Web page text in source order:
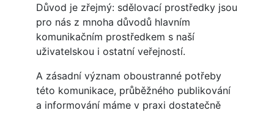
Důvod je zřejmý: sdělovací prostředky jsou
pro nás z mnoha důvodů hlavním
komunikačním prostředkem s naší
uživatelskou i ostatní veřejností.
A zásadní význam oboustranné potřeby
této komunikace, průběžného publikování
a informování máme v praxi dostatečně